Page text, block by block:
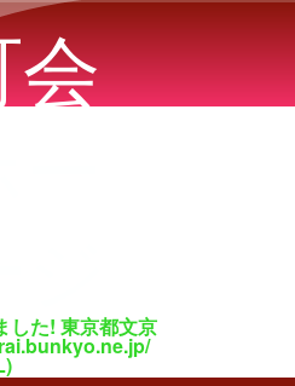
会
した! 東京都文京